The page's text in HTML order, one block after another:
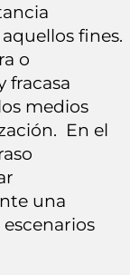
fines.
o
fracasa
medios
En el
una